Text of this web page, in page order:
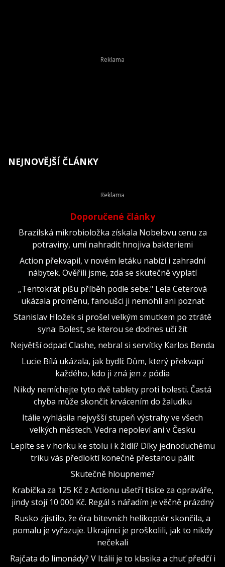
NEJNOVĚJŠÍ ČLÁNKY
Doporučené články
Brazilská mikrobioložka získala Nobelovu cenu za
potraviny, umí nahradit hnojiva bakteriemi
Action překvapil, v novém letáku nabízí i zahradní
nábytek. Ověřili jsme, zda se skutečně vyplatí
„Tentokrát píšu příběh podle sebe." Lela Ceterová
ukázala proměnu, fanoušci ji nemohli ani poznat
Stanislav Hložek si prošel velkým smutkem po ztrátě
syna: Bolest, se kterou se dodnes učí žít
Největší odpad Clashe, nebral si servítky Karlos Benda
Lucie Bílá ukázala, jak bydlí: Dům, který překvapí
každého, kdo ji zná jen z pódia
Nikdy nemíchejte tyto dvě tablety proti bolesti. Častá
chyba může skončit krvácením do žaludku
Itálie vyhlásila nejvyšší stupeň výstrahy ve všech
velkých městech. Vedra nepoleví ani v Česku
Lepíte se v horku ke stolu i k židli? Díky jednoduchému
triku vás předloktí konečně přestanou pálit
Skutečně hloupneme?
Krabička za 125 Kč z Actionu ušetří tisíce za opraváře,
jindy stojí 10 000 Kč. Regál s nářadím je věčně prázdný
Rusko zjistilo, že éra bitevních helikoptér skončila, a
pomalu je vyřazuje. Ukrajinci je proškolili, jak to nikdy
nečekali
Rajčata do limonády? V Itálii je to klasika a chuť předčí i